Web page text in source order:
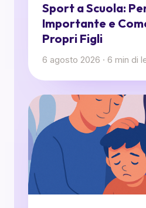
Sport a Scuola:
Importante e
Propri Figli
6 agosto 2026 · 6 min di